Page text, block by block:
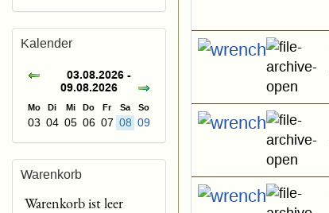
Kalender
03.08.2026 -
09.08.2026
Mo Di Mi Do Fr Sa So
03 04 05 06 07 08 09
Warenkorb
Warenkorb ist leer